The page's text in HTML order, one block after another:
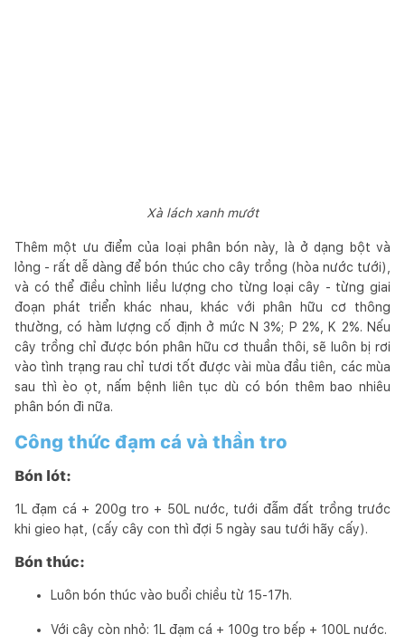
Xà lách xanh mướt
Thêm một ưu điểm của loại phân bón này, là ở dạng bột và
lỏng - rất dễ dàng để bón thúc cho cây trồng (hòa nước tưới),
và có thể điều chỉnh liều lượng cho từng loại cây - từng giai
đoạn phát triển khác nhau, khác với phân hữu cơ thông
thường, có hàm lượng cố định ở mức N 3%; P 2%, K 2%. Nếu
cây trồng chỉ được bón phân hữu cơ thuần thôi, sẽ luôn bị rơi
vào tình trạng rau chỉ tươi tốt được vài mùa đầu tiên, các mùa
sau thì èo ọt, nấm bệnh liên tục dù có bón thêm bao nhiêu
phân bón đi nữa.
Công thức đạm cá và thần tro
Bón lót:
1L đạm cá + 200g tro + 50L nước, tưới đẫm đất trồng trước
khi gieo hạt, (cấy cây con thì đợi 5 ngày sau tưới hãy cấy).
Bón thúc:
Luôn bón thúc vào buổi chiều từ 15-17h.
Với cây còn nhỏ: 1L đạm cá + 100g tro bếp + 100L nước.